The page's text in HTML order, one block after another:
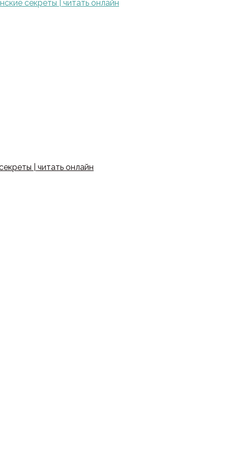
секреты | читать онлайн
| читать онлайн